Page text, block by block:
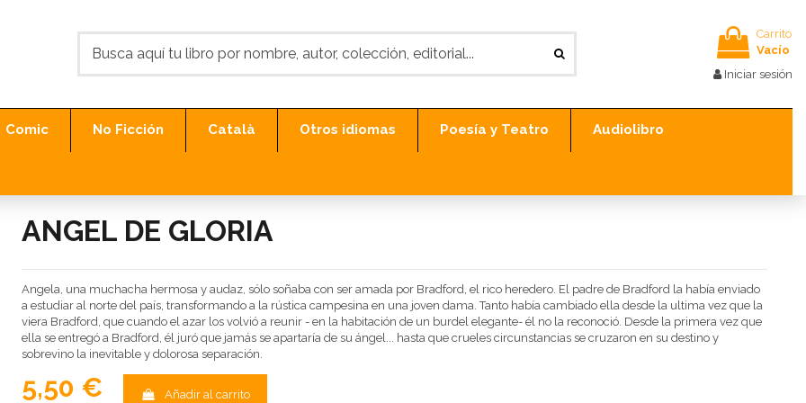
Carrito
Vacío
Iniciar sesión
Comic No Ficción Català Otros idiomas Poesía y Teatro Audiolibro
ANGEL DE GLORIA
Angela, una muchacha hermosa y audaz, sólo soñaba con ser amada por Bradford, el rico heredero. El padre de Bradford la había enviado
a estudiar al norte del país, transformando a la rústica campesina en una joven dama. Tanto había cambiado ella desde la ultima vez que la
viera Bradford, que cuando el azar los volvió a reunir - en la habitación de un burdel elegante- él no la reconoció. Desde la primera vez que
ella se entregó a Bradford, él juró que jamás se apartaría de su ángel... hasta que crueles circunstancias se cruzaron en su destino y
sobrevino la inevitable y dolorosa separación.
5,50 € Añadir al carrito